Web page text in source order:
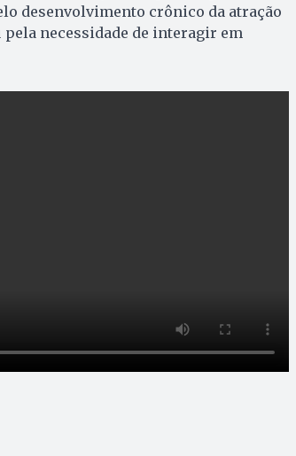
desenvolvimento crônico da atração
necessidade de interagir em